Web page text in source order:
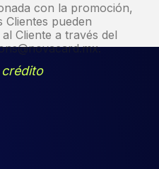
con la promoción,
pueden
Cliente a través del
crédito